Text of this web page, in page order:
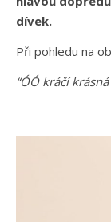
dívek.
Při pohledu na
“ÓÓ kráčí